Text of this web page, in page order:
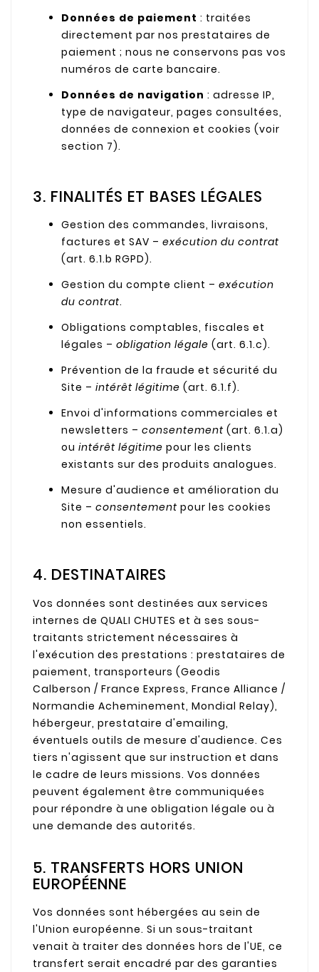
Données de paiement : traitées
directement par nos prestataires de
paiement ; nous ne conservons pas vos
numéros de carte bancaire.
Données de navigation : adresse IP,
type de navigateur, pages consultées,
données de connexion et cookies (voir
section 7).
3. FINALITÉS ET BASES LÉGALES
Gestion des commandes, livraisons,
factures et SAV – exécution du contrat
(art. 6.1.b RGPD).
Gestion du compte client – exécution
du contrat.
Obligations comptables, fiscales et
légales – obligation légale (art. 6.1.c).
Prévention de la fraude et sécurité du
Site – intérêt légitime (art. 6.1.f).
Envoi d'informations commerciales et
newsletters – consentement (art. 6.1.a)
ou intérêt légitime pour les clients
existants sur des produits analogues.
Mesure d'audience et amélioration du
Site – consentement pour les cookies
non essentiels.
4. DESTINATAIRES
Vos données sont destinées aux services
internes de QUALI CHUTES et à ses sous-
traitants strictement nécessaires à
l'exécution des prestations : prestataires de
paiement, transporteurs (Geodis
Calberson / France Express, France Alliance /
Normandie Acheminement, Mondial Relay),
hébergeur, prestataire d'emailing,
éventuels outils de mesure d'audience. Ces
tiers n'agissent que sur instruction et dans
le cadre de leurs missions. Vos données
peuvent également être communiquées
pour répondre à une obligation légale ou à
une demande des autorités.
5. TRANSFERTS HORS UNION
EUROPÉENNE
Vos données sont hébergées au sein de
l'Union européenne. Si un sous-traitant
venait à traiter des données hors de l'UE, ce
transfert serait encadré par des garanties